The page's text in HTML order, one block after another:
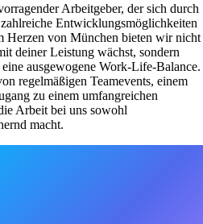
Arbeitgeber, der sich durch
Entwicklungsmöglichkeiten
Herzen von München bieten wir nicht
deiner Leistung wächst, sondern
ausgewogene Work-Life-Balance.
regelmäßigen Teamevents, einem
zu einem umfangreichen
Arbeit bei uns sowohl
macht.